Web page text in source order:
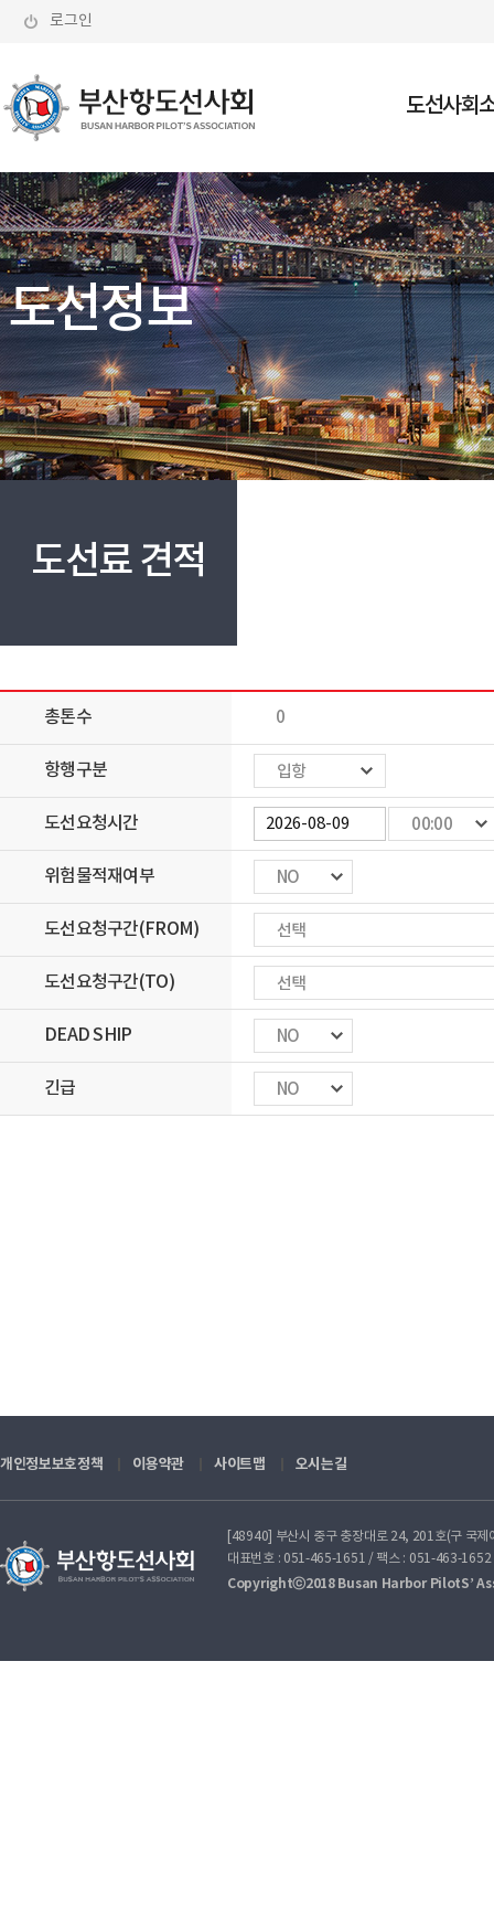
로그인
부산항도선사회는
보다 안전한 선박, 보다 깨끗한 바다를
지향합니다.
도선사회
회장인사
조직도
도선선 현
도선사 소
오시는 길
도선정보
도선료 견적
총톤수
항행구분 입항
도선요청시간 00:00
위험물적재여부 NO
도선요청구간(FROM) 선택
도선요청구간(TO) 선택
DEAD SHIP NO
긴급 NO
개인정보보호정책 이용약관 사이트맵 오시는길
[48940] 부산시 중구 충장대로 24, 201호(구 국제
대표번호 : 051-465-1651 / 팩스 : 051-463-
Copyrightⓒ2018 Busan Harbor PilotS’